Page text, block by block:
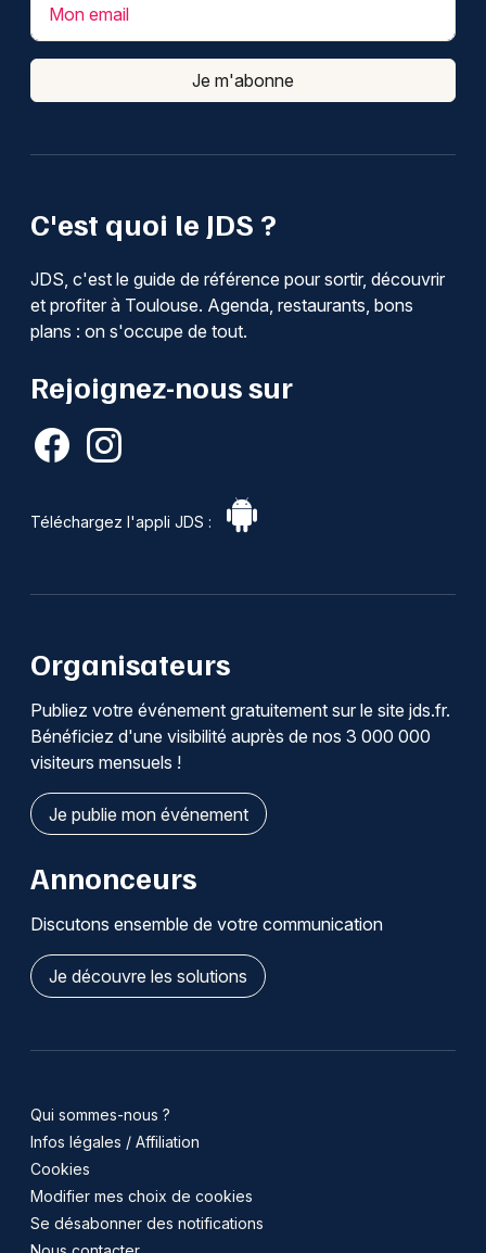
C'est quoi le JDS ?
JDS, c'est le guide de référence pour sortir, découvrir
et profiter à Toulouse. Agenda, restaurants, bons
plans : on s'occupe de tout.
Rejoignez-nous sur
Téléchargez l'appli JDS :
Mon email
Je m'abonne
Organisateurs
Publiez votre événement gratuitement sur le site jds.fr.
Bénéficiez d'une visibilité auprès de nos 3 000 000
visiteurs mensuels !
Je publie mon événement
Annonceurs
Discutons ensemble de votre communication
Je découvre les solutions
Qui sommes-nous ?
Infos légales / Affiliation
Cookies
Modifier mes choix de cookies
Se désabonner des notifications